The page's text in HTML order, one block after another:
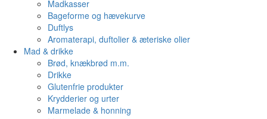
Madkasser
Bageforme og hævekurve
Duftlys
Aromaterapi, duftolier & æteriske olier
Mad & drikke
Brød, knækbrød m.m.
Drikke
Glutenfrie produkter
Krydderier og urter
Marmelade & honning